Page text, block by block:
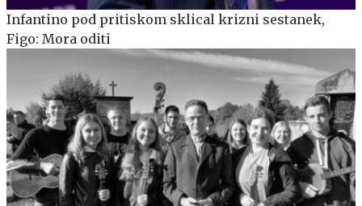
Infantino pod pritiskom sklical krizni sestanek,
Figo: Mora oditi